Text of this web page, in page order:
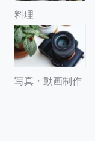
料理
写真・動画制作